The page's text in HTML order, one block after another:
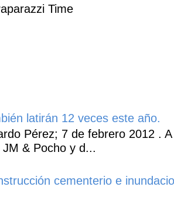
Time
latirán 12 veces este año.
Pérez; 7 de febrero 2012 .
& Pocho y d...
cementerio e